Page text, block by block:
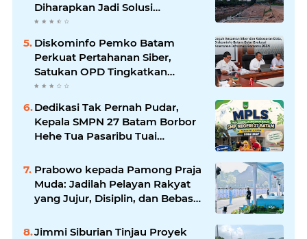
Diharapkan Jadi Solusi
Permanen Atasi Banjir
Diskominfo Pemko Batam
Perkuat Pertahanan Siber,
Satukan OPD Tingkatkan
Keamanan Informasi
Pemerintah
Dedikasi Tak Pernah Pudar,
Kepala SMPN 27 Batam Borbor
Hehe Tua Pasaribu Tuai
Prabowo kepada Pamong Praja
Muda: Jadilah Pelayan Rakyat
yang Jujur, Disiplin, dan Bebas
Jimmi Siburian Tinjau Proyek